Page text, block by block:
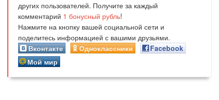
других пользователей. Получите за каждый
комментарий 1 бонусный рубль!
Нажмите на кнопку вашей социальной сети и
поделитесь информацией с вашими друзьями.
Вконтакте
Одноклассники
Facebook
Мой мир